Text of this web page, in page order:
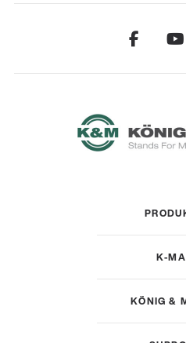
K-
KÖNIG &